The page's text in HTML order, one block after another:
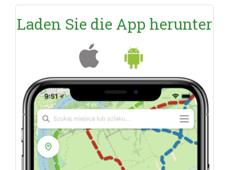
Laden Sie die App herunter